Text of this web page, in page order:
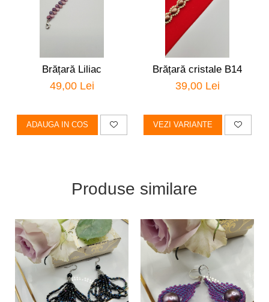
Brățară Liliac
49,00 Lei
ADAUGA IN COS
Brățară cristale B14
39,00 Lei
VEZI VARIANTE
Produse similare